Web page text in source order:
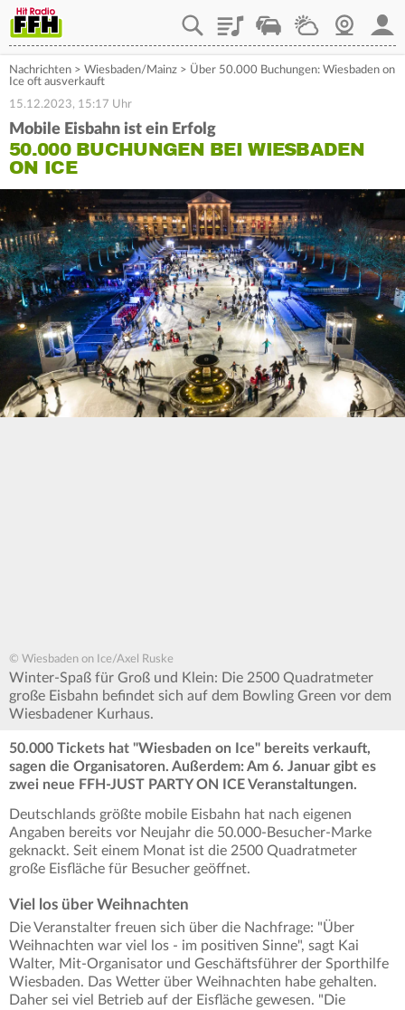
PlaylistStaupilotWetterWebcam
Nachrichten > Wiesbaden/Mainz > Über 50.000 Buchungen: Wiesbaden on
Ice oft ausverkauft
15.12.2023, 15:17 Uhr
Mobile Eisbahn ist ein Erfolg
50.000 BUCHUNGEN BEI WIESBADEN
ON ICE
© Wiesbaden on Ice/Axel Ruske
Winter-Spaß für Groß und Klein: Die 2500 Quadratmeter
große Eisbahn befindet sich auf dem Bowling Green vor dem
Wiesbadener Kurhaus.
50.000 Tickets hat "Wiesbaden on Ice" bereits verkauft,
sagen die Organisatoren. Außerdem: Am 6. Januar gibt es
zwei neue FFH-JUST PARTY ON ICE Veranstaltungen.
Deutschlands größte mobile Eisbahn hat nach eigenen
Angaben bereits vor Neujahr die 50.000-Besucher-Marke
geknackt. Seit einem Monat ist die 2500 Quadratmeter
große Eisfläche für Besucher geöffnet.
Viel los über Weihnachten
Die Veranstalter freuen sich über die Nachfrage: "Über
Weihnachten war viel los - im positiven Sinne", sagt Kai
Walter, Mit-Organisator und Geschäftsführer der Sporthilfe
Wiesbaden. Das Wetter über Weihnachten habe gehalten.
Daher sei viel Betrieb auf der Eisfläche gewesen. "Die